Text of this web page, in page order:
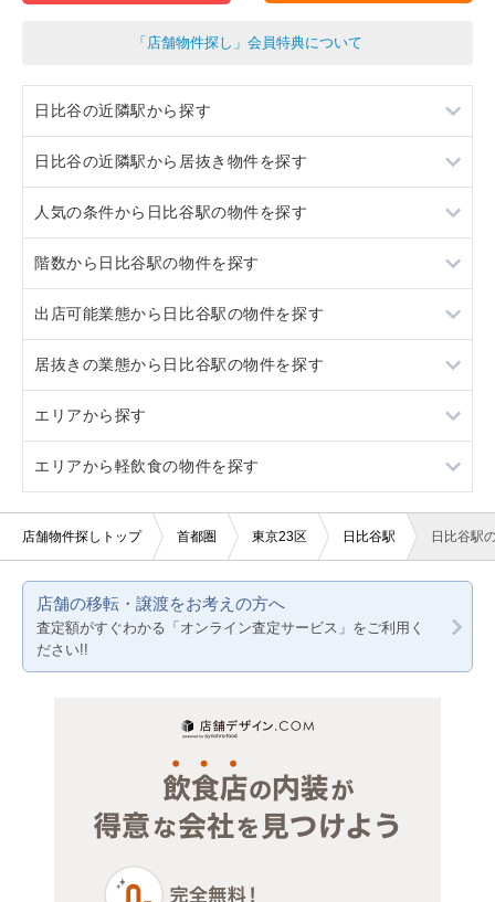
「店舗物件探し」会員特典について
日比谷の近隣駅から探す
霞ヶ関
銀座
内幸町
虎ノ門
日比谷の近隣駅から居抜き物件を探す
霞ヶ関
銀座
内幸町
虎ノ門
人気の条件から日比谷駅の物件を探す
居抜き
スケルトン
ロードサイド物件
階数から日比谷駅の物件を探す
1階
3階以上
出店可能業態から日比谷駅の物件を探す
軽飲食
美容室・理容室
サロン（マッサージ・エステ・ネイルなど）
医療・歯科・クリニック
ジム・教室・スタジオ
その他サービス・その他
居抜きの業態から日比谷駅の物件を探す
クリニック
その他店舗物件
エリアから探す
東京23区
東京都下
千葉
埼玉
エリアから軽飲食の物件を探す
東京23区
神奈川
千葉
店舗物件探しトップ 首都圏 東京23区 日比谷駅 日比谷駅
店舗の移転・譲渡をお考えの方へ
査定額がすぐわかる「オンライン査定サービス」をご利用く
ださい!!